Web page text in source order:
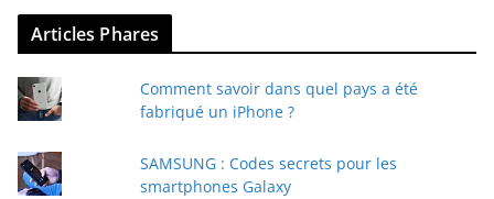
v
r
e
e
-
Articles Phares
Comment savoir dans quel pays a été
fabriqué un iPhone ?
SAMSUNG : Codes secrets pour les
smartphones Galaxy